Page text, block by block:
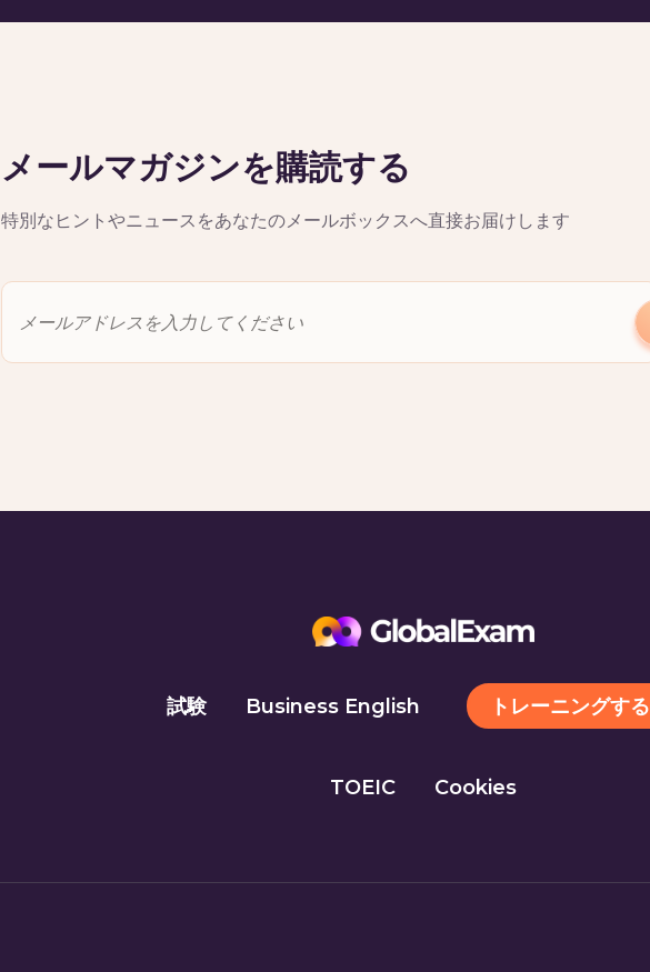
メールマガジンを購読する
特別なヒントやニュースをあなたのメールボックスへ直接お届けします
試験 Business English トレーニングする
TOEIC Cookies